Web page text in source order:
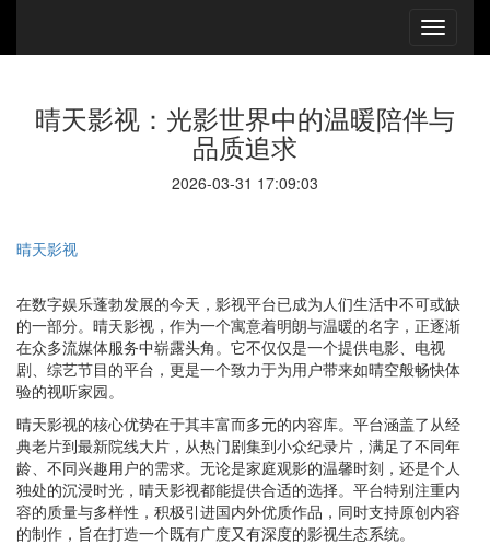
晴天影视：光影世界中的温暖陪伴与
品质追求
2026-03-31 17:09:03
晴天影视
在数字娱乐蓬勃发展的今天，影视平台已成为人们生活中不可或缺
的一部分。晴天影视，作为一个寓意着明朗与温暖的名字，正逐渐
在众多流媒体服务中崭露头角。它不仅仅是一个提供电影、电视
剧、综艺节目的平台，更是一个致力于为用户带来如晴空般畅快体
验的视听家园。
晴天影视的核心优势在于其丰富而多元的内容库。平台涵盖了从经
典老片到最新院线大片，从热门剧集到小众纪录片，满足了不同年
龄、不同兴趣用户的需求。无论是家庭观影的温馨时刻，还是个人
独处的沉浸时光，晴天影视都能提供合适的选择。平台特别注重内
容的质量与多样性，积极引进国内外优质作品，同时支持原创内容
的制作，旨在打造一个既有广度又有深度的影视生态系统。